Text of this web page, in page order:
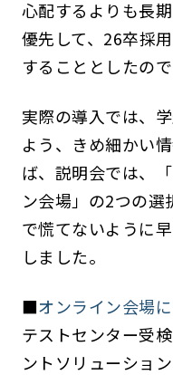
心配するよりも長
優先して、26卒採
することとしたので
実際の導入では、
よう、きめ細かい
ば、説明会では、
ン会場」の2つの
で慌てないように
しました。
■オンライン会場
テストセンター受
ントソリューショ